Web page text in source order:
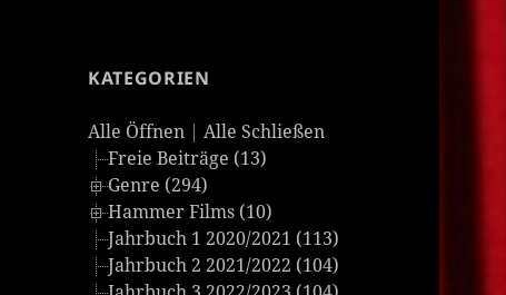
KATEGORIEN
Alle Öffnen |Alle Schließen
Freie Beiträge (13)
Genre (294)
Hammer Films (10)
Jahrbuch 1 2020/2021 (113)
Jahrbuch 2 2021/2022 (104)